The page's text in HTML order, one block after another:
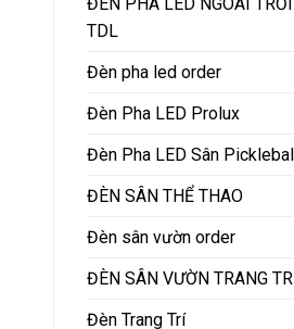
TDL
Đèn pha led order
Đèn Pha LED Prolux
Đèn Pha LED Sân Pickleball
ĐÈN SÂN THỂ THAO
Đèn sân vườn order
ĐÈN SÂN VƯỜN TRANG TRÍ
Đèn Trang Trí